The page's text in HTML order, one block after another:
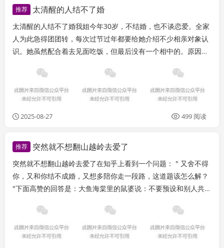
推荐 太清醒的人结不了婚
太清醒的人结不了婚我姐今年30岁，不结婚，也不谈恋爱。全家
人为此急得团团转，每次过节过年都要给她介绍不少相亲对象认
识。她虽然配合着去见面吃饭，但最后没有一个相中的。原因不
2025-08-27 499 阅读
推荐 突然就不想翻山越岭去爱了
突然就不想翻山越岭去爱了在知乎上看到一个问题： " 又舍不得
你，又和你结不成婚，又想多陪你走一段路，这道题该怎么解？
"下面高赞的回答是：大鱼海棠里的鼠婆说：不要预设和别人共渡